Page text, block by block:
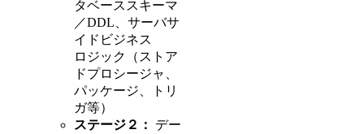
タベーススキーマ
／DDL、サーバサ
イドビジネス
ロジック（ストア
ドプロシージャ、
パッケージ、トリ
ガ等）
ステージ２：
デー